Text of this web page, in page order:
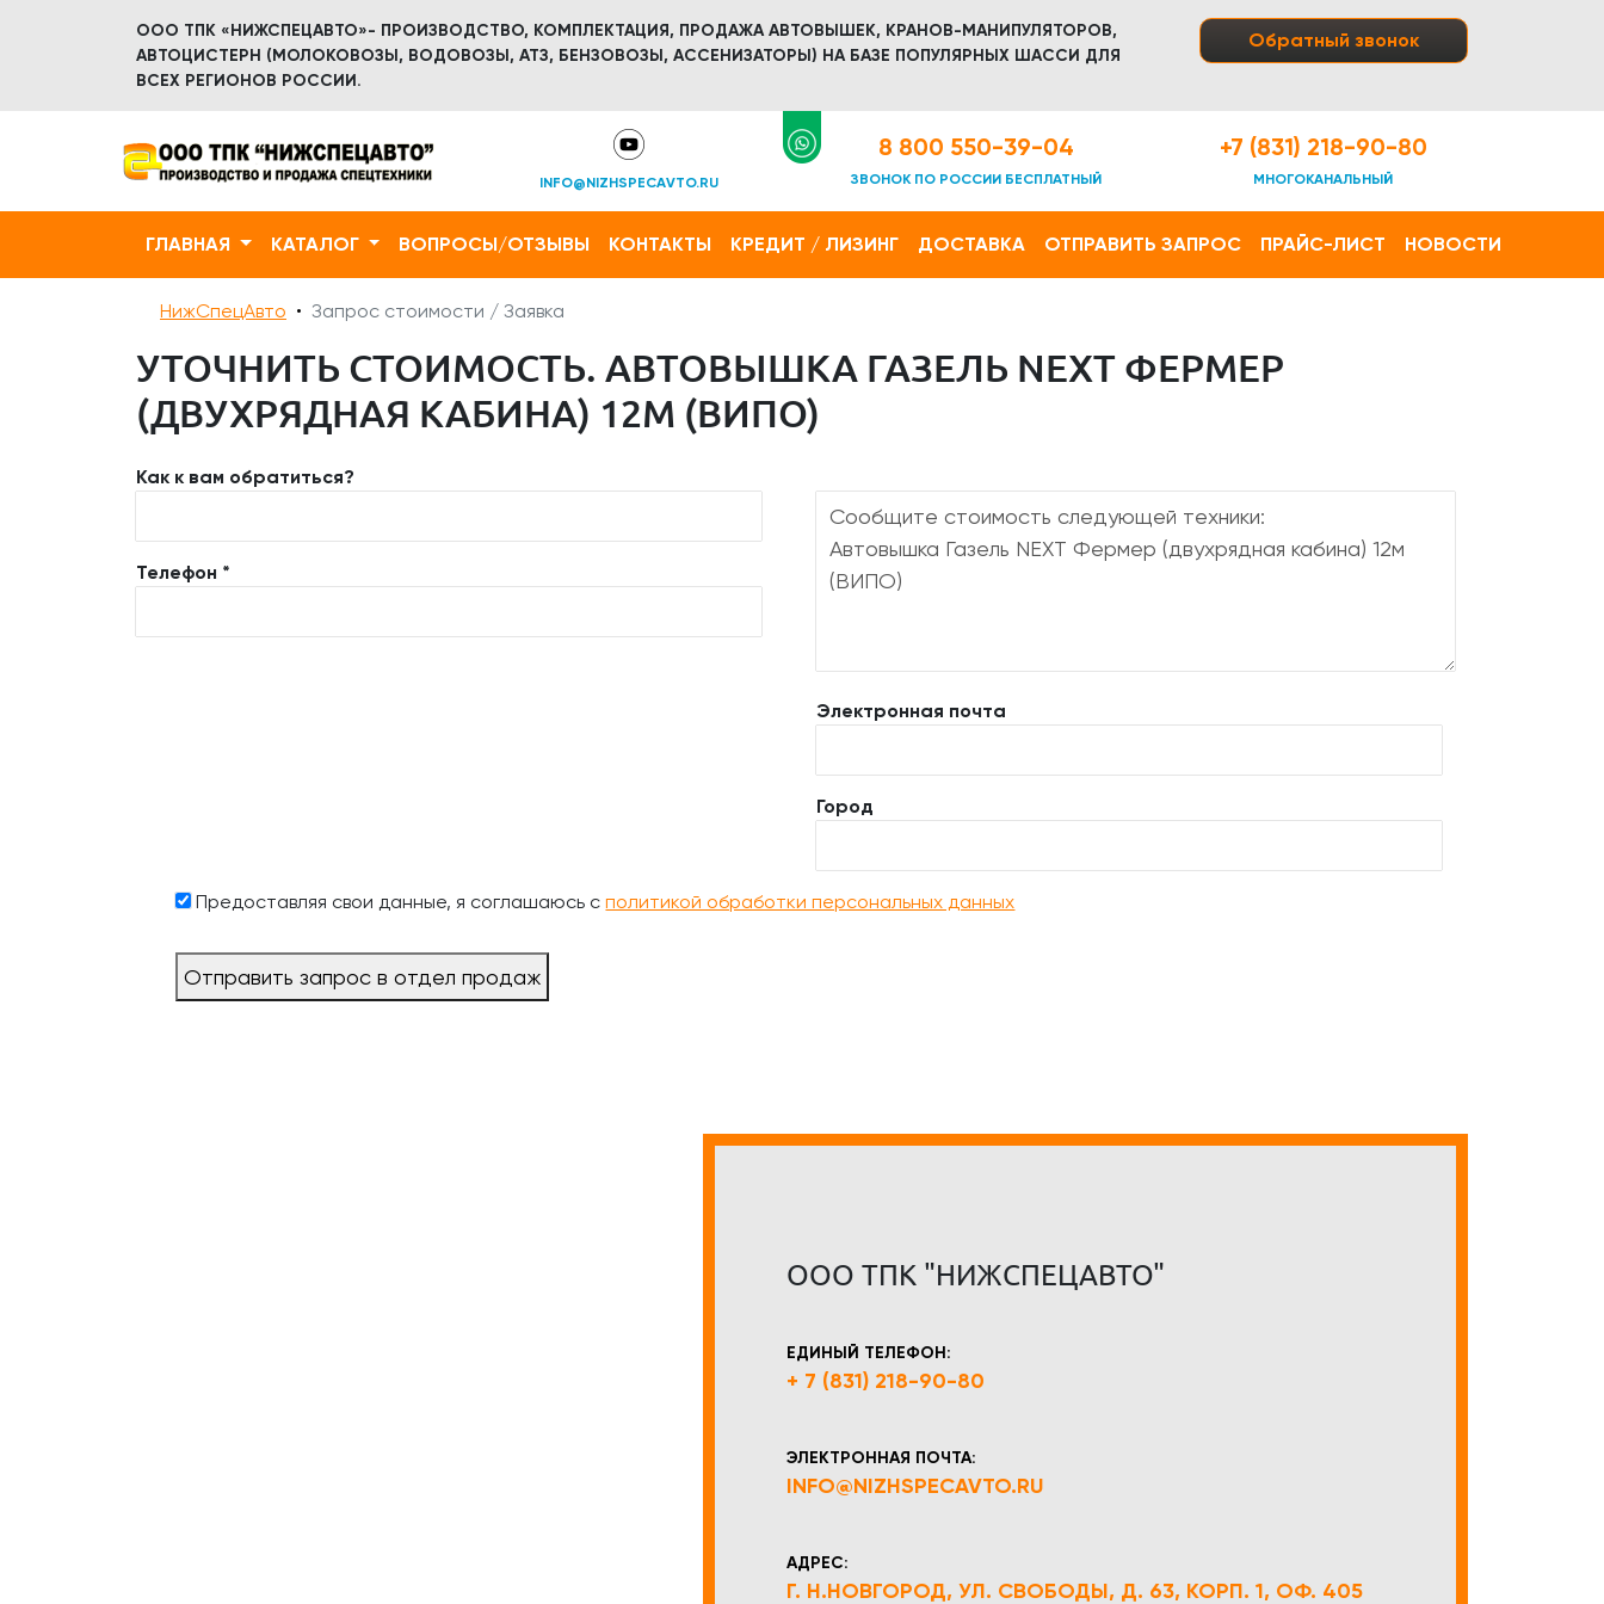
ООО ТПК «НИЖСПЕЦАВТО»- ПРОИЗВОДСТВО, КОМПЛЕКТАЦИЯ, ПРОДАЖА АВТОВЫШЕК, КРАНОВ-МАНИПУЛЯТОРОВ,
АВТОЦИСТЕРН (МОЛОКОВОЗЫ, ВОДОВОЗЫ, АТЗ, БЕНЗОВОЗЫ, АССЕНИЗАТОРЫ) НА БАЗЕ ПОПУЛЯРНЫХ ШАССИ ДЛЯ
ВСЕХ РЕГИОНОВ РОССИИ.
Обратный звонок
INFO@NIZHSPECAVTO.RU
8 800 550-39-04
ЗВОНОК ПО РОССИИ БЕСПЛАТНЫЙ
+7 (831) 218-90-80
МНОГОКАНАЛЬНЫЙ
ГЛАВНАЯ КАТАЛОГ ВОПРОСЫ/ОТЗЫВЫ КОНТАКТЫ КРЕДИТ / ЛИЗИНГ ДОСТАВКА ОТПРАВИТЬ ЗАПРОС ПРАЙС-ЛИСТ НОВОСТИ
НижСпецАвто Запрос стоимости / Заявка
УТОЧНИТЬ СТОИМОСТЬ. АВТОВЫШКА ГАЗЕЛЬ NEXT ФЕРМЕР
(ДВУХРЯДНАЯ КАБИНА) 12М (ВИПО)
Как к вам обратиться?
Телефон *
Электронная почта
Город
Предоставляя свои данные, я соглашаюсь сполитикой обработки персональных данных
Отправить запрос в отдел продаж
ООО ТПК "НИЖСПЕЦАВТО"
ЕДИНЫЙ ТЕЛЕФОН:
+ 7 (831) 218-90-80
ЭЛЕКТРОННАЯ ПОЧТА:
INFO@NIZHSPECAVTO.RU
АДРЕС:
Г. Н.НОВГОРОД, УЛ. СВОБОДЫ, Д. 63, КОРП. 1, ОФ. 405